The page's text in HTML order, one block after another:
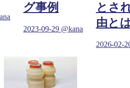
グ事例
2023-09-29 @kana
とさ
由と
2026-02-